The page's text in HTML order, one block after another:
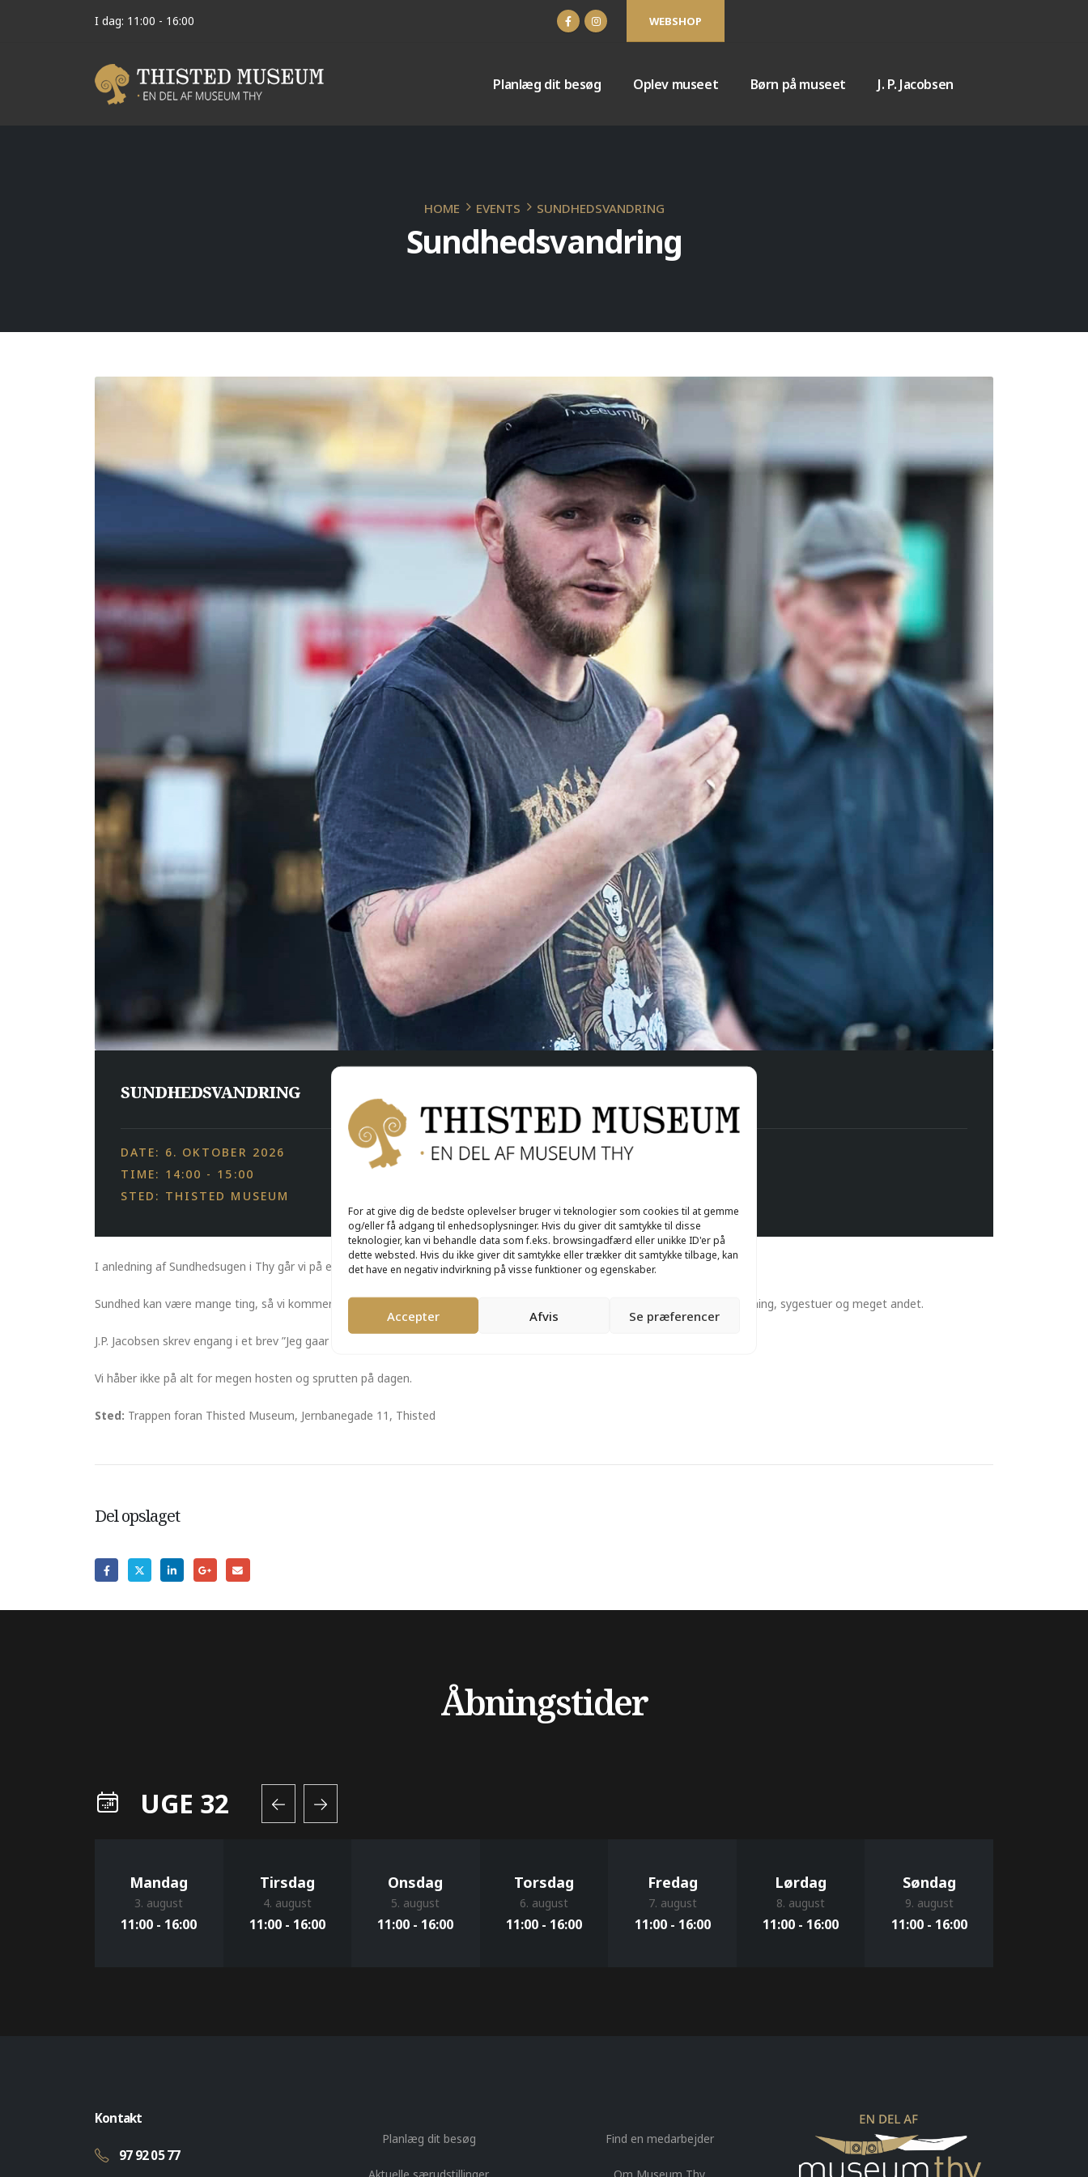
For at give dig de bedste oplevelser bruger vi teknologier som cookies til at gemme
og/eller få adgang til enhedsoplysninger. Hvis du giver dit samtykke til disse
teknologier, kan vi behandle data som f.eks. browsingadfærd eller unikke ID'er på
dette websted. Hvis du ikke giver dit samtykke eller trækker dit samtykke tilbage, kan
det have en negativ indvirkning på visse funktioner og egenskaber.
Accepter Afvis Se præferencer
I dag: 11:00 - 16:00 WEBSHOP
Planlæg dit besøg Oplev museet Børn på museet J. P. Jacobsen
HOME EVENTS SUNDHEDSVANDRING
Sundhedsvandring
SUNDHEDSVANDRING
DATE: 6. OKTOBER 2026
TIME: 14:00 - 15:00
STED: THISTED MUSEUM
I anledning af Sundhedsugen i Thy går vi på en ”sundhedsvandring” i Thisted by.
Sundhed kan være mange ting, så vi kommer vidt omkring. Vi hører om sundhed gennem tiden, bl.a. apoteker, børneasyl, badning, sygestuer og meget andet.
J.P. Jacobsen skrev engang i et brev ”Jeg gaar i Hoste, hvor jeg gaar”.
Vi håber ikke på alt for megen hosten og sprutten på dagen.
Sted: Trappen foran Thisted Museum, Jernbanegade 11, Thisted
Del opslaget
Åbningstider
UGE 32
Mandag
3. august
11:00 - 16:00
Tirsdag
4. august
11:00 - 16:00
Onsdag
5. august
11:00 - 16:00
Torsdag
6. august
11:00 - 16:00
Fredag
7. august
11:00 - 16:00
Lørdag
8. august
11:00 - 16:00
Søndag
9. august
11:00 - 16:00
Kontakt
97 92 05 77
Planlæg dit besøg Find en medarbejder